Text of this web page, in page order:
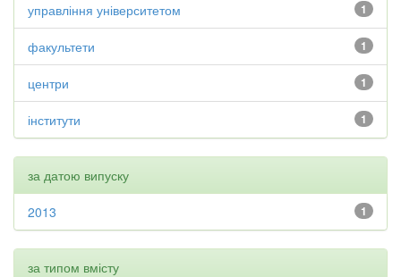
1
управління університетом
1
факультети
1
центри
1
інститути
за датою випуску
1
2013
за типом вмісту